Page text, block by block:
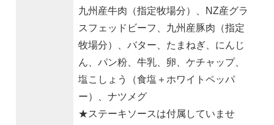
九州産牛肉（指定牧場分）、NZ産グラ
スフェッドビーフ、九州産豚肉（指定
牧場分）、バター、たまねぎ、にんじ
ん、パン粉、牛乳、卵、ケチャップ、
塩こしょう（食塩＋ホワイトペッパ
ー）、ナツメグ
★ステーキソースは付属していませ